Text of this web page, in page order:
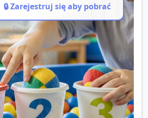
🔒 Zarejestruj się aby pobrać